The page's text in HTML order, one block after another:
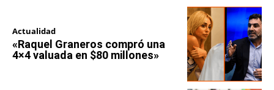
Actualidad
«Raquel Graneros compró una
4×4 valuada en $80 millones»